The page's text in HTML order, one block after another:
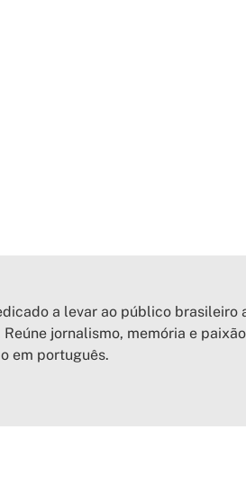
a levar ao público brasileiro
Reúne jornalismo, memória e
em português.